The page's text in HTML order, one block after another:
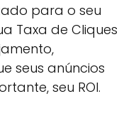
para o seu
Taxa de Cliques
seus anúncios
seu ROI.